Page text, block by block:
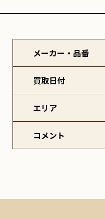
メーカー・品番
買取日付
エリア
コメント